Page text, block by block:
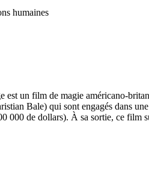
humaines
un film de magie américano-
Bale) qui sont engagés dans
000 de dollars). À sa sortie, ce